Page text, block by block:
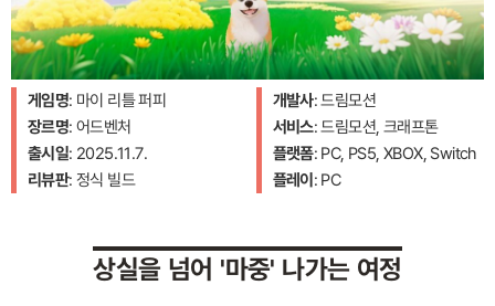
게임명: 마이 리틀 퍼피
장르명: 어드벤처
출시일: 2025.11.7.
리뷰판: 정식 빌드
개발사: 드림모션
서비스: 드림모션, 크래프톤
플랫폼: PC, PS5, XBOX, Switch
플레이 : PC
상실을 넘어 '마중' 나가는 여정